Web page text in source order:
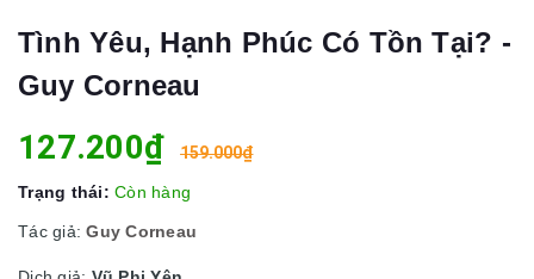
Tình Yêu, Hạnh Phúc Có Tồn Tại? -
Guy Corneau
127.200₫ 159.000₫
Trạng thái: Còn hàng
Tác giả:Guy Corneau